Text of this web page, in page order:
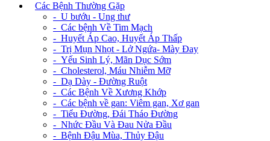
Các Bệnh Thường Gặp
- U bướu - Ung thư
- Các bệnh Về Tim Mạch
- Huyết Áp Cao, Huyết Áp Thấp
- Trị Mụn Nhọt - Lở Ngứa- Mày Đay
- Yếu Sinh Lý, Mãn Dục Sớm
- Cholesterol, Máu Nhiễm Mỡ
- Dạ Dày - Đường Ruột
- Các Bệnh Về Xương Khớp
- Các bệnh về gan: Viêm gan, Xơ gan
- Tiểu Đường, Đái Tháo Đường
- Nhức Đầu Và Đau Nửa Đầu
- Bệnh Đậu Mùa, Thủy Đậu